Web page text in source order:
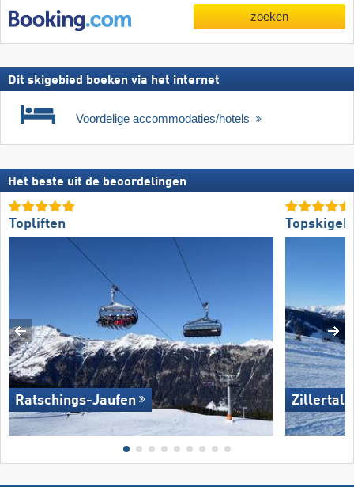
zoeken
Dit skigebied boeken via het internet
Voordelige accommodaties/hotels
Het beste uit de beoordelingen
Topliften
Ratschings-Jaufen Zillertal